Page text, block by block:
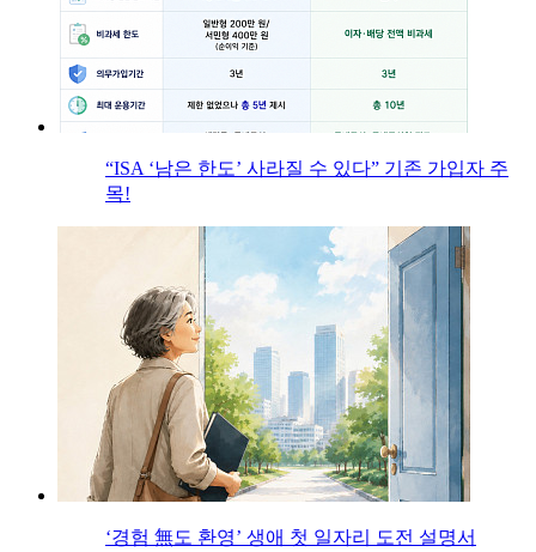
“ISA ‘남은 한도’ 사라질 수 있다” 기존 가입자 주
목!
‘경험 無도 환영’ 생애 첫 일자리 도전 설명서